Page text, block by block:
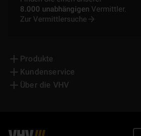
8.000 unabhängigen Vermittler.
Zur Vermittlersuche
Produkte
Kundenservice
Über die VHV